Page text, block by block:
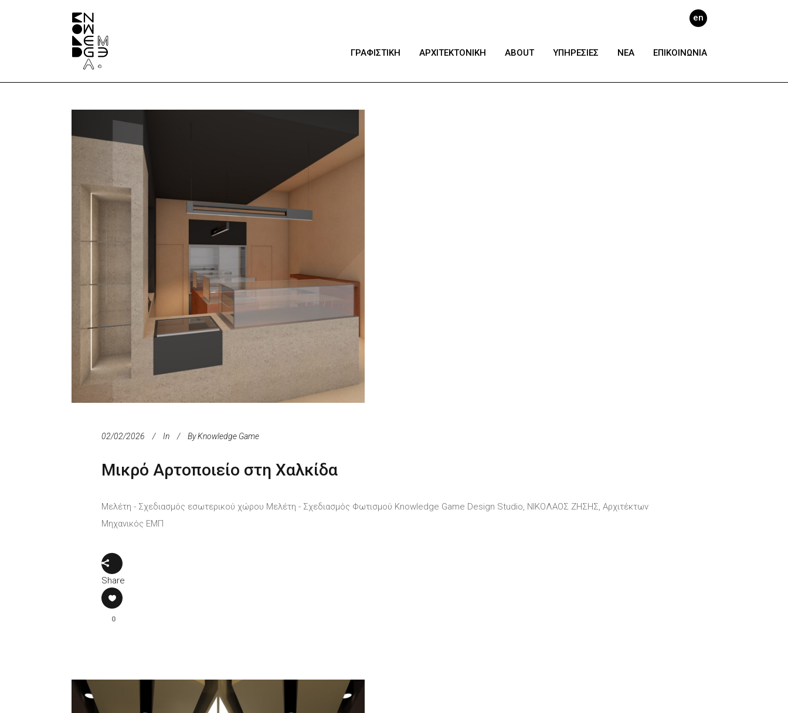
ΓΡΑΦΙΣΤΙΚΗ ΑΡΧΙΤΕΚΤΟΝΙΚΗ ABOUT ΥΠΗΡΕΣΙΕΣ ΝΕΑ ΕΠΙΚΟΙΝΩΝΙΑ
en
02/02/2026 In ByKnowledge Game
Μικρό Αρτοποιείο στη Χαλκίδα
Μελέτη - Σχεδιασμός εσωτερικού χώρου Μελέτη - Σχεδιασμός Φωτισμού Knowledge Game Design Studio, ΝΙΚΟΛΑΟΣ ΖΗΣΗΣ, Αρχιτέκτων
Μηχανικός ΕΜΠ
Share
0